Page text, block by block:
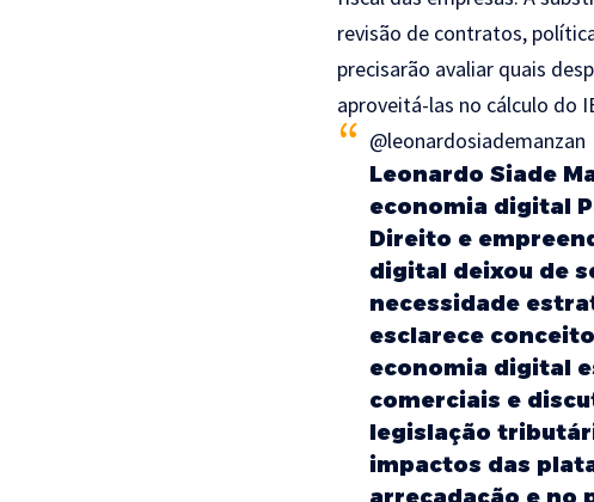
revisão de contratos,
precisarão avaliar quais
aproveitá-las no cálculo do
@leonardosiademanzan
Leonardo Siade
economia digital
Direito e
digital deixou de
necessidade
esclarece
economia digital
comerciais e
legislação
impactos das